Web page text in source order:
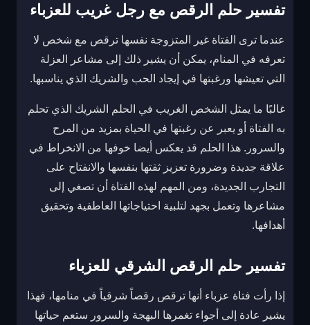
تفسير حلم الرقص مع رجل غريب للعزباء
عندما ترى الفتاة غير المتزوجة نفسها ترقص مع شخص لا
تعرفه في المنام، يمكن أن يشير ذلك إلى مشاعر العزلة
التي تعيشها ورغبتها في إيجاد الحب والشريك الذي يناسبها.
غالبًا ما يمثل الشخص الغريب في الحلم الشريك الذي تحلم
به الفتاة أو يعبر عن رغبتها في الحياة بمزيد من المرح
والسرور. هذا الحلم قد يعكس أيضا خوفها من الانخراط في
علاقة جديدة وضرورة تعزيز ثقتها بنفسها والانفتاح على
التجارب الجديدة، ومن المهم لهذه الفتاة أن تصغي إلى
مشاعرها وتعمل بجهد لتلبية احتياجاتها العاطفية وتحقيق
أهدافها.
تفسير حلم الرقص الشرقي للعزباء
إذا رأت فتاة عزباء أنها ترقص رقصاً شرقياً في منامها، فهذا
يشير عادة إلى أجواء تغمرها البهجة والسرور ستعم حياتها